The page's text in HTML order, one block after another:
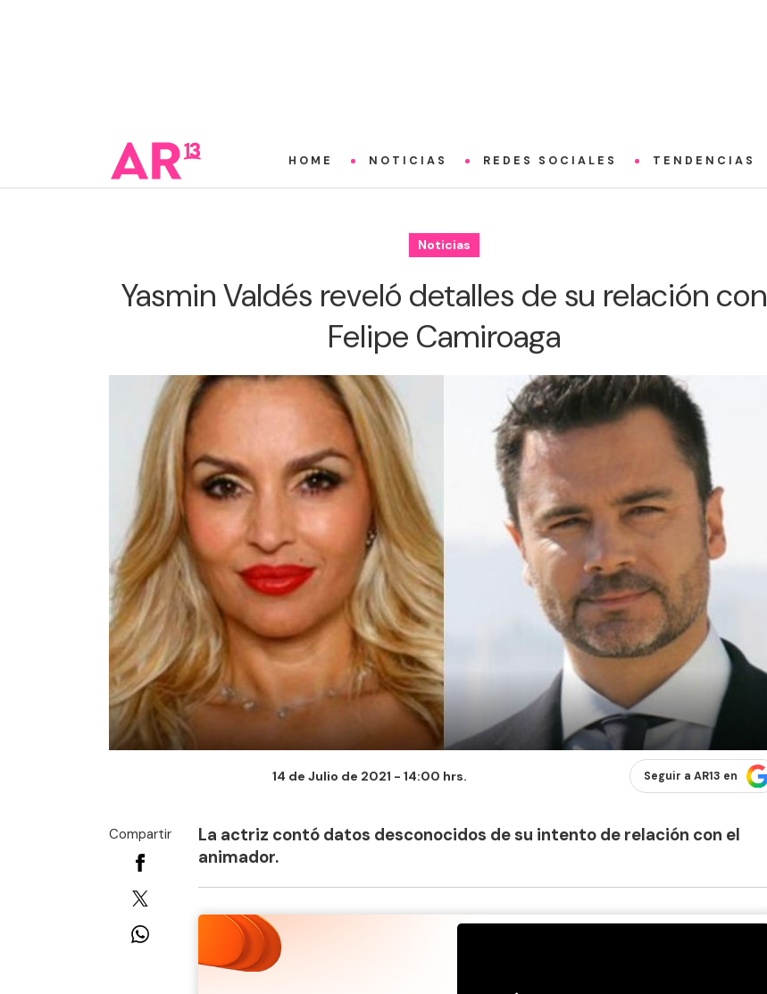
HOME NOTICIAS REDES SOCIALES TENDENCIAS
Noticias
Yasmin Valdés reveló detalles de su relación con
Felipe Camiroaga
14 de Julio de 2021 - 14:00 hrs. Seguir a AR13 en
Compartir
La actriz contó datos desconocidos de su intento de relación con el
animador.